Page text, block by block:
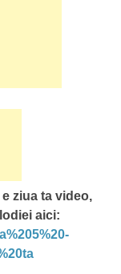
ziua ta video,
aici: